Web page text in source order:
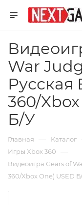
War
Русская
360/
Б/У
Главная — Каталог
Игры Xbox 360 —
Видеоигра Gears of
360/Xbox One) USED